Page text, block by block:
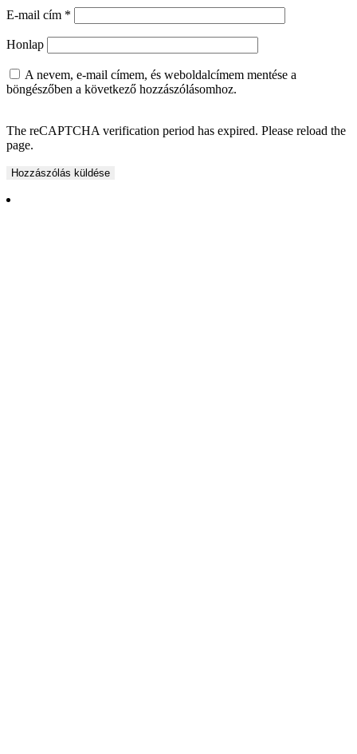
E-mail cím *
Honlap
A nevem, e-mail címem, és weboldalcímem mentése a
böngészőben a következő hozzászólásomhoz.
The reCAPTCHA verification period has expired. Please reload the
page.